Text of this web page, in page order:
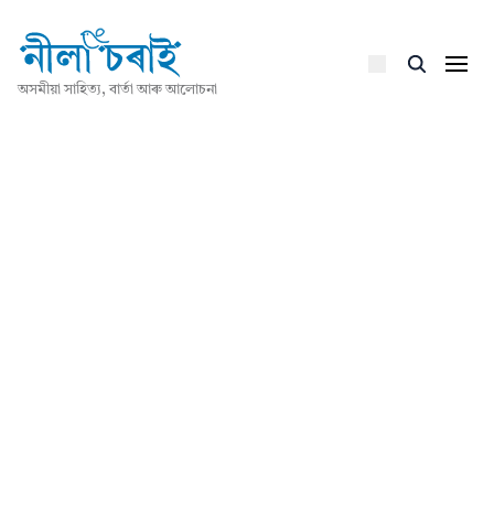
অসমীয়া সাহিত্য, বাৰ্তা আৰু আলোচনা